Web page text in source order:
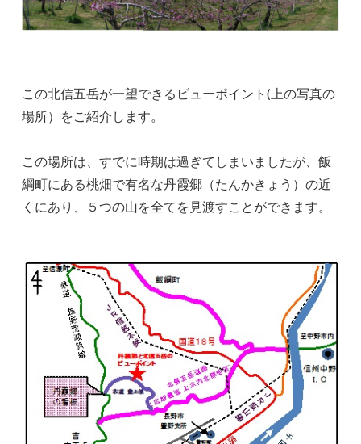
この北信五岳が一望できるビューポイント(上の写真の
場所）をご紹介します。
この場所は、すでに時期は過ぎてしまいましたが、飯
綱町にある桃畑で有名な丹霞郷（たんかきょう）の近
くにあり、５つの山を全てを見渡すことができます。